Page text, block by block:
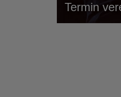
Termin